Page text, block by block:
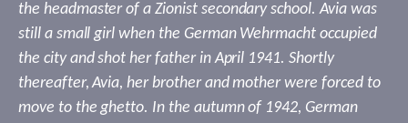
the headmaster of a Zionist secondary school. Avia was
still a small girl when the German Wehrmacht occupied
the city and shot her father in April 1941. Shortly
thereafter, Avia, her brother and mother were forced to
move to the ghetto. In the autumn of 1942, German